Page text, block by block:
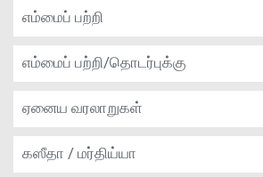
எம்மைப் பற்றி
எம்மைப் பற்றி/தொடர்புக்கு
ஏனைய வரலாறுகள்
கஸீதா / மர்திய்யா